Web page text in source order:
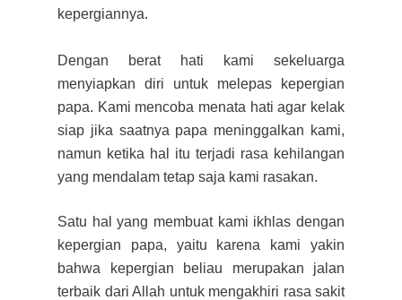
kepergiannya.
Dengan berat hati kami sekeluarga
menyiapkan diri untuk melepas kepergian
papa. Kami mencoba menata hati agar kelak
siap jika saatnya papa meninggalkan kami,
namun ketika hal itu terjadi rasa kehilangan
yang mendalam tetap saja kami rasakan.
Satu hal yang membuat kami ikhlas dengan
kepergian papa, yaitu karena kami yakin
bahwa kepergian beliau merupakan jalan
terbaik dari Allah untuk mengakhiri rasa sakit